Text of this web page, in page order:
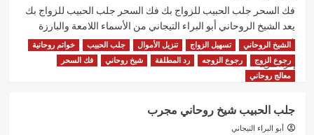
الحبيب
للزواج
فك السحر جلب الحبيب للزواج بك فك السحر جلب الحبيب للزواج بك
يعد الشيخ الروحاني أبو البراء التيجاني من الأسماء اللامعة والبارزة
في...
إقرأ المزيداقرأ
المزيد
السحر
جلب
الشيخ الروحاني تسهيل الزواج تنزيل الأموال جلب الحبيب
خواتم روحانية
رجوع الزوج
رجوع الزوجه رد المطلقة شيخ روحاني
فك السحر
معالج روحاني
جلب الحبيب شيخ روحاني مجرب
أبو البراء التيجاني